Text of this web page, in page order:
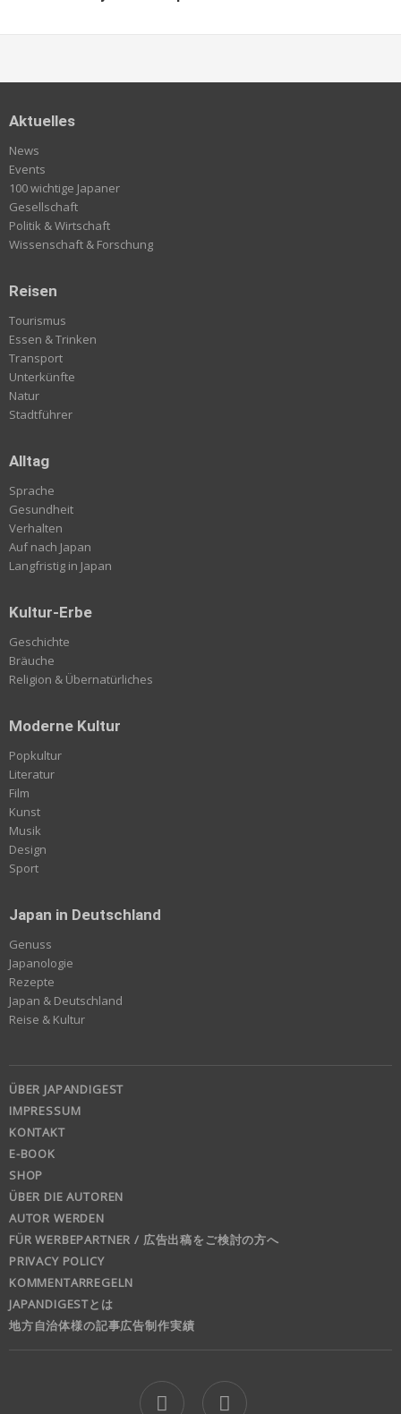
Aktuelles
News
Events
100 wichtige Japaner
Gesellschaft
Politik & Wirtschaft
Wissenschaft & Forschung
Reisen
Tourismus
Essen & Trinken
Transport
Unterkünfte
Natur
Stadtführer
Alltag
Sprache
Gesundheit
Verhalten
Auf nach Japan
Langfristig in Japan
Kultur-Erbe
Geschichte
Bräuche
Religion & Übernatürliches
Moderne Kultur
Popkultur
Literatur
Film
Kunst
Musik
Design
Sport
Japan in Deutschland
Genuss
Japanologie
Rezepte
Japan & Deutschland
Reise & Kultur
ÜBER JAPANDIGEST
IMPRESSUM
KONTAKT
E-BOOK
SHOP
ÜBER DIE AUTOREN
AUTOR WERDEN
FÜR WERBEPARTNER / 広告出稿をご検討の方へ
PRIVACY POLICY
KOMMENTARREGELN
JAPANDIGESTとは
地方自治体様の記事広告制作実績